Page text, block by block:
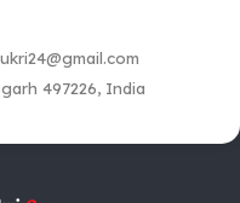
497226, India